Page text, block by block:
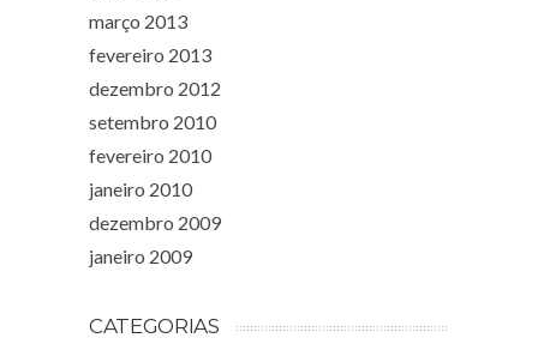
março 2013
fevereiro 2013
dezembro 2012
setembro 2010
fevereiro 2010
janeiro 2010
dezembro 2009
janeiro 2009
CATEGORIAS